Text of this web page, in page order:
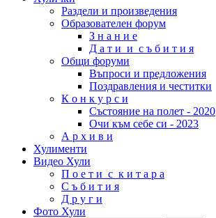
Раздели и произведения
Образователен форум
З н а н и е
Д а т и и с ъ б и т и я
Общи форуми
Въпроси и предложения
Поздравления и честитки
К о н к у р с и
Състояние на полет - 2020
Очи към себе си - 2023
А р х и в и
Хулименти
Видео Хули
П о е т и с к и т а р а
С ъ б и т и я
Д р у г и
Фото Хули